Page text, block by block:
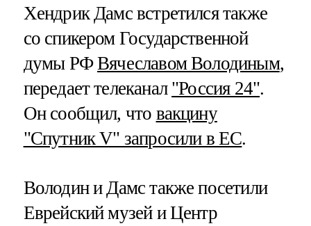
Хендрик Дамс встретился также
со спикером Государственной
думы РФВячеславом Володиным,
передает телеканал "Россия 24".
Он сообщил, что вакцину
"Спутник V" запросили в ЕС.
Володин и Дамс также посетили
Еврейский музей и Центр